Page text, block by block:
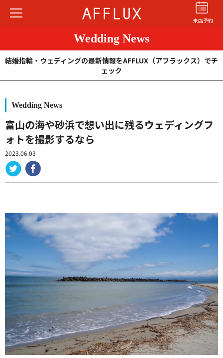
来店予約
セットリング
商品カテゴリ
ショップ
AFFLUXについて
ゆびわ言葉®
クオリティ
AFFLUXダイヤモンド
サービス
お役立ち記事
フェア・ニュース
ブログ・お客様の声
カタログ請求
06-7777-7370
Wedding News
結婚指輪・ウェディングの最新情報をAFFLUX（アフラックス）でチ
ェック
Wedding News
富山の海や砂浜で想い出に残るウェディングフ
ォトを撮影するなら
2023.06.03